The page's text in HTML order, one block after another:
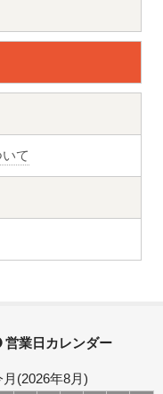
て
営業日カレンダー
月(2026年8月)